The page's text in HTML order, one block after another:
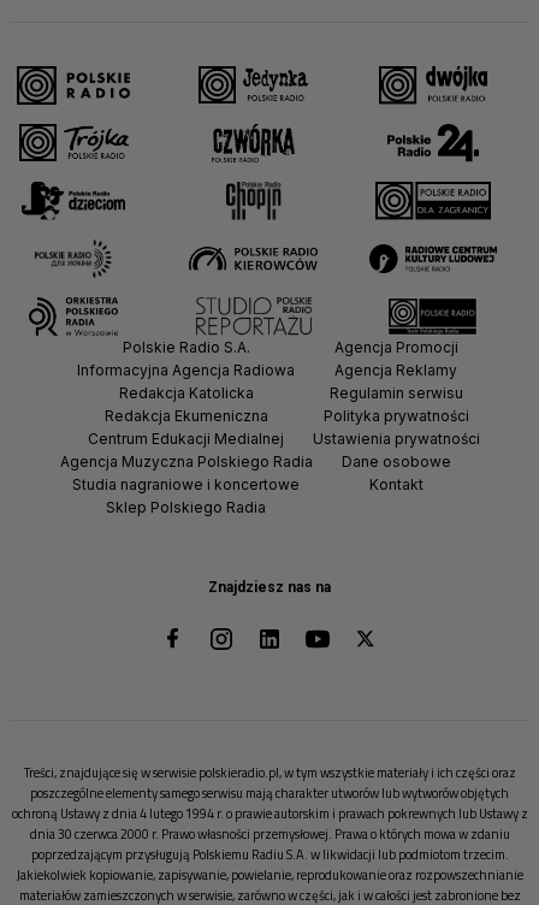
Znajdziesz nas na
Polskie Radio S.A.
Informacyjna Agencja Radiowa
Redakcja Katolicka
Redakcja Ekumeniczna
Centrum Edukacji Medialnej
Agencja Muzyczna Polskiego Radia
Studia nagraniowe i koncertowe
Sklep Polskiego Radia
Agencja Promocji
Agencja Reklamy
Regulamin serwisu
Polityka prywatności
Ustawienia prywatności
Dane osobowe
Kontakt
Treści, znajdujące się w serwisie polskieradio.pl, w tym wszystkie materiały i ich części oraz
poszczególne elementy samego serwisu mają charakter utworów lub wytworów objętych
ochroną Ustawy z dnia 4 lutego 1994 r. o prawie autorskim i prawach pokrewnych lub Ustawy z
dnia 30 czerwca 2000 r. Prawo własności przemysłowej. Prawa o których mowa w zdaniu
poprzedzającym przysługują Polskiemu Radiu S.A. w likwidacji lub podmiotom trzecim.
Jakiekolwiek kopiowanie, zapisywanie, powielanie, reprodukowanie oraz rozpowszechnianie
materiałów zamieszczonych w serwisie, zarówno w części, jak i w całości jest zabronione bez